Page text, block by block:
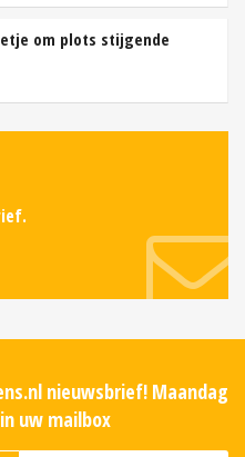
om plots stijgende
nieuwsbrief! Maandag
uw mailbox